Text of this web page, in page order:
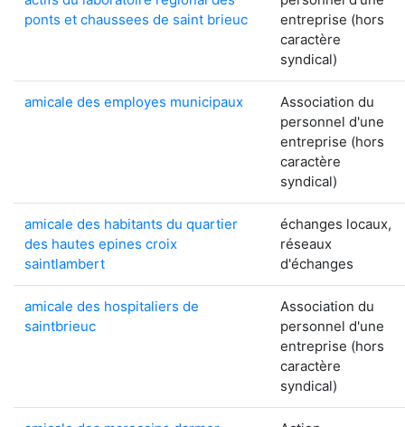
ponts et chaussees de saint brieuc
entreprise (hors
caractère
syndical)
amicale des employes municipaux
Association du
personnel d'une
entreprise (hors
caractère
syndical)
amicale des habitants du quartier
des hautes epines croix
saintlambert
échanges locaux,
réseaux
d'échanges
amicale des hospitaliers de
saintbrieuc
Association du
personnel d'une
entreprise (hors
caractère
syndical)